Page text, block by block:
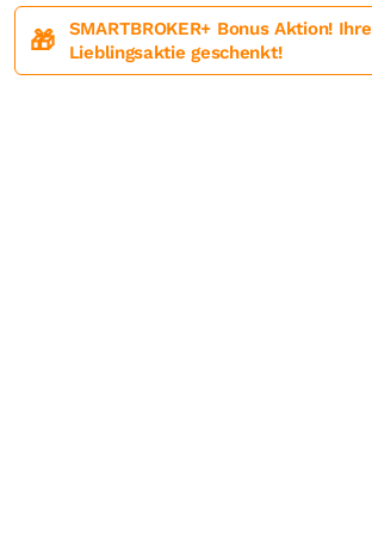
🎁
SMARTBROKER+ Bonus Aktion! Ihre
Lieblingsaktie geschenkt!